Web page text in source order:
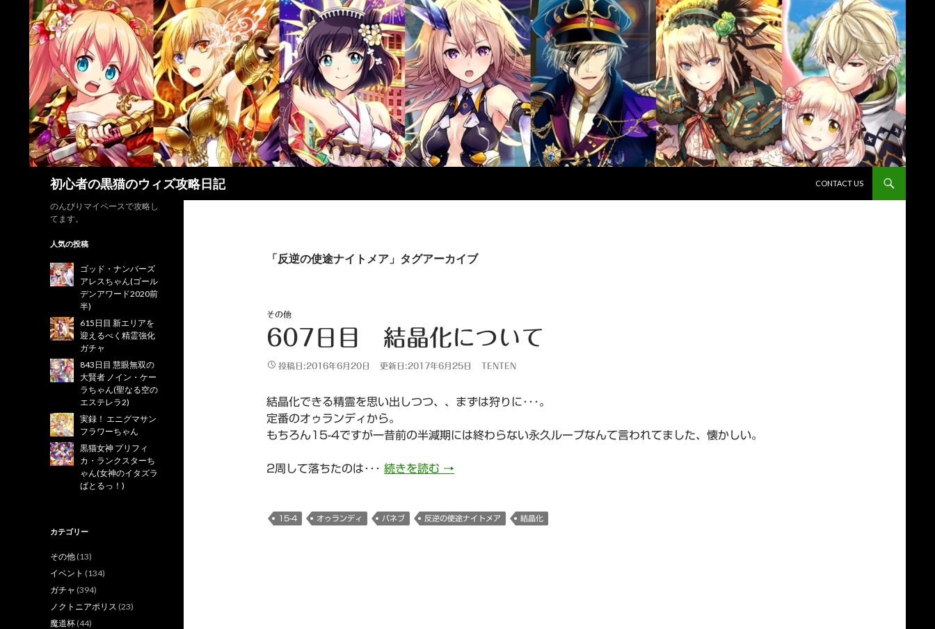
初心者の黒猫のウィズ攻略日記
CONTACT US
「反逆の使途ナイトメア」タグアーカイブ
その他
607日目 結晶化について
投稿日:2016年6月20日 更新日:2017年6月25日 TENTEN
結晶化できる精霊を思い出しつつ、、まずは狩りに･･･。
定番のオゥランディから。
もちろん15-4ですが一昔前の半減期には終わらない永久ループなんて言われてました、懐かしい。
2周して落ちたのは･･･ 続きを読む 607日目 結晶化について
→
15-4 オゥランディ パネブ 反逆の使途ナイトメア 結晶化
のんびりマイペースで攻略し
てます。
人気の投稿
ゴッド・ナンバーズ
アレスちゃん(ゴール
デンアワード2020前
半)
615日目 新エリアを
迎えるべく精霊強化
ガチャ
843日目 慧眼無双の
大賢者 ノイン・ケー
ラちゃん(聖なる空の
エステレラ2)
実録！ エニグマサン
フラワーちゃん
黒猫女神 プリフィ
カ・ランクスターち
ゃん(女神のイタズラ
ばとるっ！)
カテゴリー
その他 (13)
イベント (134)
ガチャ (394)
ノクトニアポリス (23)
魔道杯 (44)